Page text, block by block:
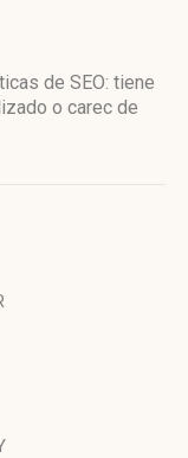
de SEO: tiene
o carec de